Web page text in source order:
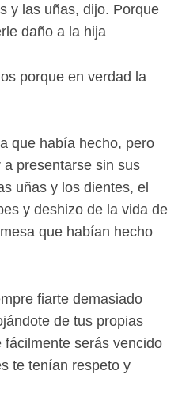
y las uñas, dijo. Porque
daño a la hija
porque en verdad la
que había hecho, pero
presentarse sin sus
uñas y los dientes, el
y deshizo de la vida de
que habían hecho
fiarte demasiado
de tus propias
serás vencido
te tenían respeto y